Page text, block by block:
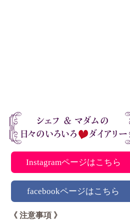
Instagramページはこちら
facebookページはこちら
《 注意事項 》